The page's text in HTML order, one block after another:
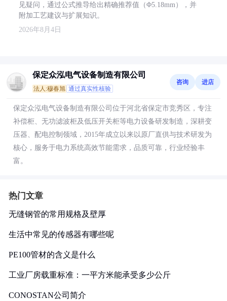
见疑问，通过公式推导给出精确推荐值（Φ5.18mm），并
附加工艺建议与扩展知识。
2026年8月4日
保定众泓电气设备制造有限公司
法人:穆春旭 通过真实性核验
咨询 进店
保定众泓电气设备制造有限公司位于河北省保定市竞秀区，专注
补偿柜、无功滤波柜及低压开关柜等电力设备研发制造，深耕变
压器、配电控制领域，2015年成立以来以原厂直供与技术研发为
核心，服务于电力系统高效节能需求，品质可靠，行业经验丰
富。
热门文章
无缝钢管的常用规格及壁厚
生活中常见的传感器有哪些呢
PE100管材的含义是什么
工业厂房载重标准：一平方米能承受多少公斤
CONOSTAN公司简介